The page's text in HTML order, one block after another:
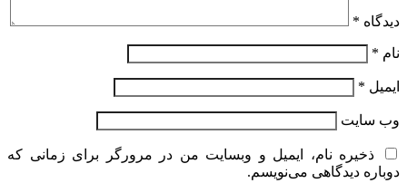
دیدگاه *
نام *
ایمیل *
وب‌ سایت
ذخیره نام، ایمیل و وبسایت من در مرورگر برای زمانی که
دوباره دیدگاهی می‌نویسم.